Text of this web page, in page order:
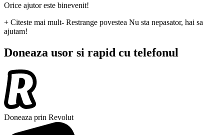
Orice ajutor este binevenit!
+ Citeste mai mult- Restrange povestea Nu sta nepasator, hai sa
ajutam!
Doneaza usor si rapid cu telefonul
Doneaza prin Revolut